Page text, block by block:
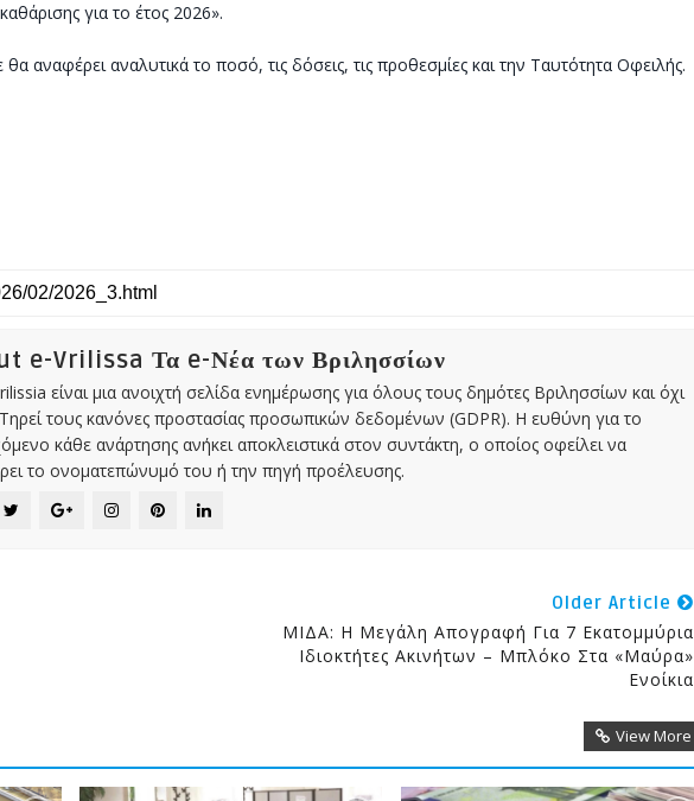
για το έτος 2026».
αναφέρει αναλυτικά το ποσό, τις δόσεις, τις προθεσμίες και την Ταυτότητα Οφειλής.
e-Vrilissa Τα e-Νέα των Βριλησσίων
είναι μια ανοιχτή σελίδα ενημέρωσης για όλους τους δημότες Βριλησσίων και όχι
τους κανόνες προστασίας προσωπικών δεδομένων (GDPR). Η ευθύνη για το
κάθε ανάρτησης ανήκει αποκλειστικά στον συντάκτη, ο οποίος οφείλει να
το ονοματεπώνυμό του ή την πηγή προέλευσης.
Older Article
ΜΙΔΑ: Η Μεγάλη Απογραφή Για 7 Εκατομμύρια
Ιδιοκτήτες Ακινήτων – Μπλόκο Στα «μαύρα»
Ενοίκια
View More